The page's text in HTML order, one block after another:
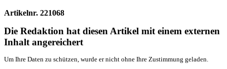
Artikelnr. 221068
Die Redaktion hat diesen Artikel mit einem externen
Inhalt angereichert
Um Ihre Daten zu schützen, wurde er nicht ohne Ihre Zustimmung geladen.